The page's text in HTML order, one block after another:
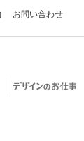
お問い合わせ